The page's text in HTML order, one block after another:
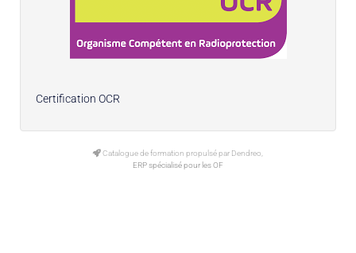
Certification OCR
Catalogue de formation propulsé par Dendreo,
ERP spécialisé pour les OF